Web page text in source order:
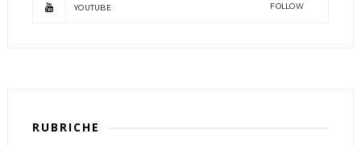
YOUTUBE FOLLOW
RUBRICHE